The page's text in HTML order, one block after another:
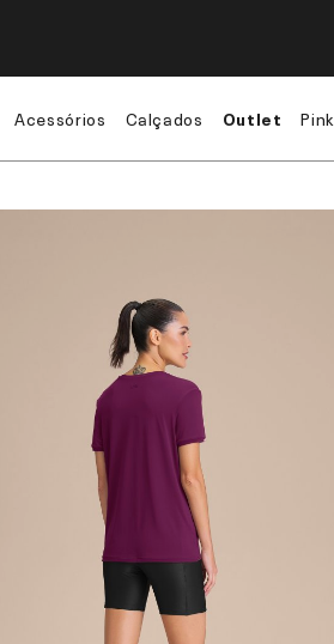
Acessórios Calçados Outlet